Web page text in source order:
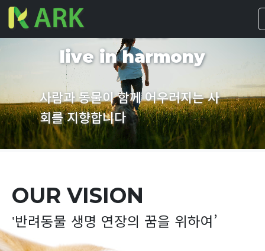
where people and
live in harmony
사람과 동물이 함께 어우러지는 사
회를 지향합니다
OUR VISION
‛반려동물 생명 연장의 꿈을 위하여’